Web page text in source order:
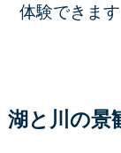
体験できます
湖と川の景